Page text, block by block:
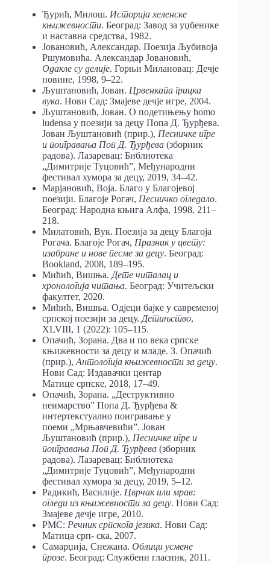
Ђурић, Милош. Историја хеленске
књижевности. Београд: Завод за уџбенике
и наставна средства, 1982.
Јовановић, Александар. Поезија Љубивоја
Ршумовића. Александар Јовановић,
Одакле су делије. Горњи Милановац: Дечје
новине, 1998, 9–22.
Љуштановић, Јован. Црвенкапа грицка
вука. Нови Сад: Змајеве дечје игре, 2004.
Љуштановић, Јован. О подетињењу homo
ludensa у поезији за децу Попа Д. Ђурђева.
Јован Љуштановић (прир.), Песничке игре
и поигравања Поп Д. Ђурђева (зборник
радова). Лазаревац: Библиотека
„Димитрије Туцовић”, Међународни
фестивал хумора за децу, 2019, 34–42.
Марјановић, Воја. Благо у Благојевој
поезији. Благоје Рогач, Песничко огледало.
Београд: Народна књига Алфа, 1998, 211–
218.
Милатовић, Вук. Поезија за децу Благоја
Рогача. Благоје Рогач, Празник у цвету:
изабране и нове песме за децу. Београд:
Bookland, 2008, 189–195.
Мићић, Вишња. Дете читалац и
хронологија читања. Београд: Учитељски
факултет, 2020.
Мићић, Вишња. Одјеци бајке у савременој
српској поезији за децу. Детињство,
XLVIII, 1 (2022): 105–115.
Опачић, Зорана. Два и по века српске
књижевности за децу и младе. З. Опачић
(прир.), Антологија књижевности за децу.
Нови Сад: Издавачки центар
Матице српске, 2018, 17–49.
Опачић, Зорана. „Деструктивно
неимарство” Попа Д. Ђурђева &
интертекстуално поигравање у
поеми „Мрњавчевићи”. Јован
Љуштановић (прир.), Песничке игре и
поигравања Поп Д. Ђурђева (зборник
радова). Лазаревац: Библиотека
„Димитрије Туцовић”, Међународни
фестивал хумора за децу, 2019, 5–12.
Радикић, Василије. Цврчак или мрав:
огледи из књижевности за децу. Нови Сад:
Змајеве дечје игре, 2010.
РМС: Речник српскога језика. Нови Сад:
Матица срп- ска, 2007.
Самарџија, Снежана. Облици усмене
прозе. Београд: Службени гласник, 2011.